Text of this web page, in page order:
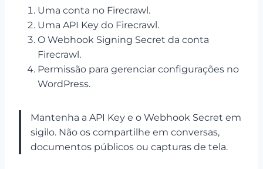
Uma conta no Firecrawl.
Uma API Key do Firecrawl.
O Webhook Signing Secret da conta
Firecrawl.
Permissão para gerenciar configurações no
WordPress.
Mantenha a API Key e o Webhook Secret em
sigilo. Não os compartilhe em conversas,
documentos públicos ou capturas de tela.